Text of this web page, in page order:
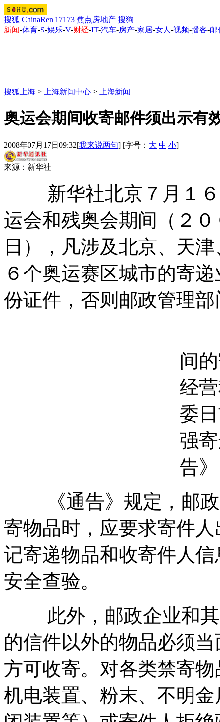
搜狐 ChinaRen 17173 焦点房地产 搜狗
新闻-体育-S-娱乐-V-财经-IT-汽车-房产-家居-女人 -视频-播客-邮
搜狐上海 > 上海新闻中心 > 上海新闻
奥运会期间收寄邮件须出示有
2008年07月17日09:32[我来说两句] [字号： 大 中 小]
来源：新华社
新华社北京７月１６
运会和残奥会期间（２
日），凡涉及北京、天
６个奥运赛区城市的寄
份证件，否则邮政管理
间
经
委
强
告
《通告》规定，邮政
寄物品时，应要求寄件
记寄递物品和收寄件人
安全查验。
此外，邮政企业和其
的信件以外的物品必须
方可收寄。对各类禁寄
机电装置、粉末、不明